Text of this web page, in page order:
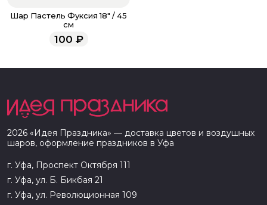
Шар Пастель Фуксия 18" / 45
см
100 ₽
2026 « Идея Праздника» — доставка цветов и воздушных
шаров, оформление праздников в Уфа
г. Уфа, Проспект Октября 111
г. Уфа, ул. Б. Бикбая 21
г. Уфа, ул. Революционная 109